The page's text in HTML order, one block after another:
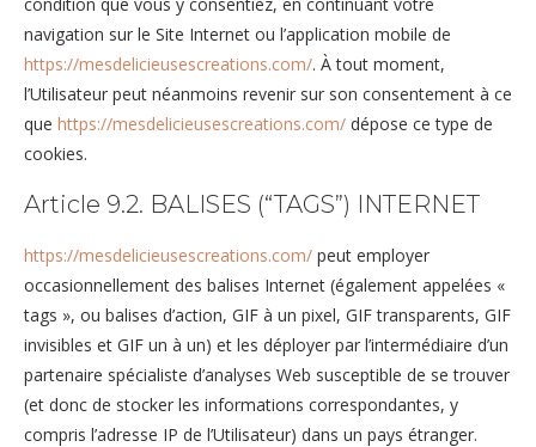
navigation sur le Site Internet ou l’application mobile de
https://mesdelicieusescreations.com/. À tout moment,
l’Utilisateur peut néanmoins revenir sur son consentement à ce
que https://mesdelicieusescreations.com/ dépose ce type de
cookies.
Article 9.2. BALISES (“TAGS”) INTERNET
https://mesdelicieusescreations.com/ peut employer
occasionnellement des balises Internet (également appelées «
tags », ou balises d’action, GIF à un pixel, GIF transparents, GIF
invisibles et GIF un à un) et les déployer par l’intermédiaire d’un
partenaire spécialiste d’analyses Web susceptible de se trouver
(et donc de stocker les informations correspondantes, y
compris l’adresse IP de l’Utilisateur) dans un pays étranger.